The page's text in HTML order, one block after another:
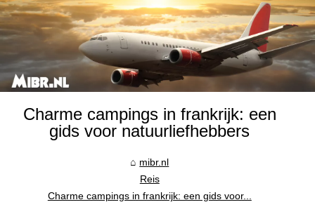
Charme campings in frankrijk: een
gids voor natuurliefhebbers
mibr.nl
Reis
Charme campings in frankrijk: een gids voor...